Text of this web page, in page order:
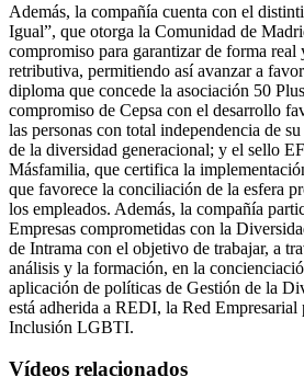
Además, la compañía cuenta con el
Igual”, que otorga la Comunidad de
compromiso para garantizar de forma real
retributiva, permitiendo así avanzar a
diploma que concede la asociación 50
compromiso de Cepsa con el desarrollo
las personas con total independencia de
de la diversidad generacional; y el sello
Másfamilia, que certifica la
que favorece la conciliación de la esfera
los empleados. Además, la compañía
Empresas comprometidas con la
de Intrama con el objetivo de trabajar, a
análisis y la formación, en la
aplicación de políticas de Gestión de la
está adherida a REDI, la Red
Inclusión LGBTI.
Vídeos relacionados